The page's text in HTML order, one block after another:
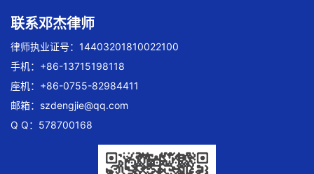
联系邓杰律师
律师执业证号：14403201810022100
手机：+86-13715198118
座机：+86-0755-82984411
邮箱： szdengjie@qq.com
Q Q：578700168